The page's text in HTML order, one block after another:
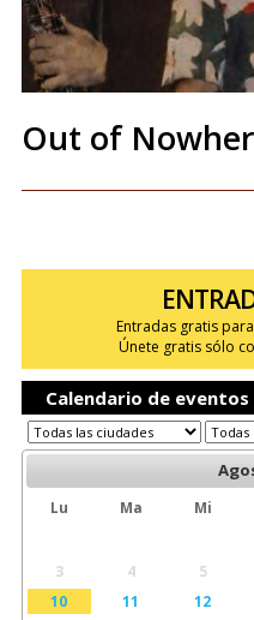
Out of
Entradas gratis
Únete gratis sólo
Calendario de eventos
Lu Ma Mi
3
4 5
10
11 12